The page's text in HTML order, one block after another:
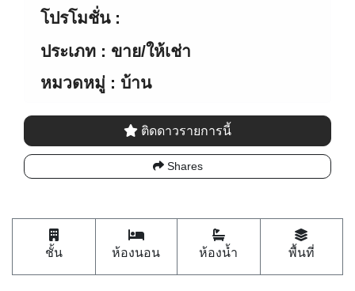
โปรโมชั่น :
ประเภท : ขาย/ให้เช่า
หมวดหมู่ : บ้าน
ติดดาวรายการนี้
Shares
ชั้น ห้องนอน ห้องน้ำ พื้นที่